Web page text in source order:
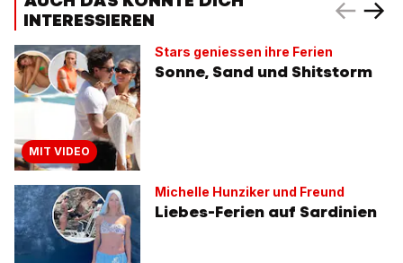
INTERESSIEREN
MIT VIDEO
Stars geniessen ihre Ferien
Sonne, Sand und Shitstorm
Michelle Hunziker und Freund
Liebes-Ferien auf Sardinien